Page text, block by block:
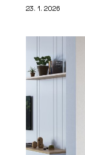
23. 1. 2026